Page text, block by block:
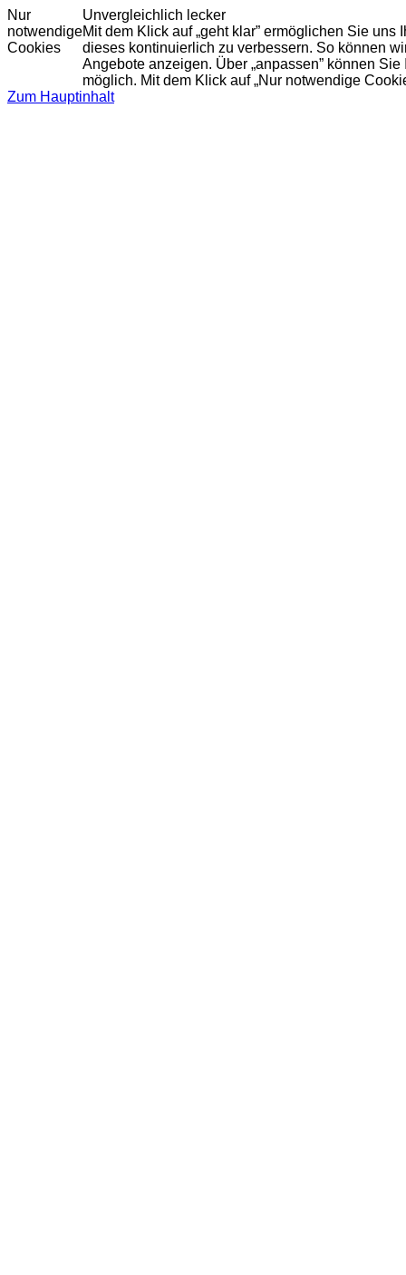
Nur
notwendige
Cookies
Unvergleichlich lecker
Mit dem Klick auf „geht klar” ermöglichen Sie
dieses kontinuierlich zu verbessern. So können
Angebote anzeigen. Über „anpassen” können
möglich. Mit dem Klick auf „Nur notwendige
Zum Hauptinhalt